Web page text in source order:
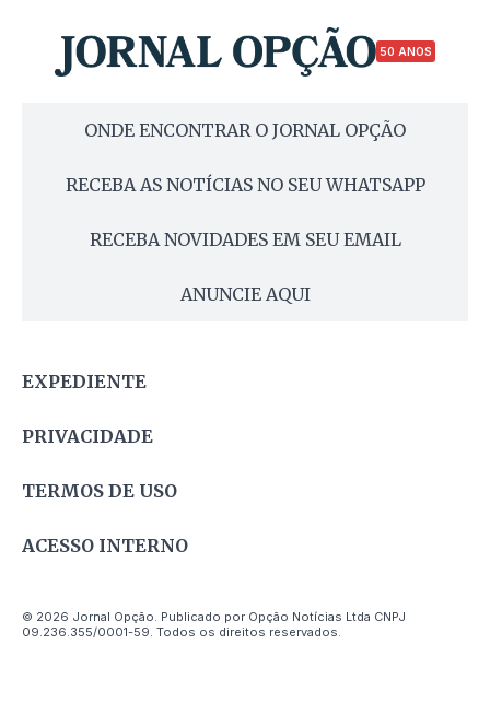
50 ANOS
ONDE ENCONTRAR O JORNAL OPÇÃO
RECEBA AS NOTÍCIAS NO SEU WHATSAPP
RECEBA NOVIDADES EM SEU EMAIL
ANUNCIE AQUI
EXPEDIENTE
PRIVACIDADE
TERMOS DE USO
ACESSO INTERNO
© 2026 Jornal Opção. Publicado por Opção Notícias Ltda CNPJ
09.236.355/0001-59. Todos os direitos reservados.